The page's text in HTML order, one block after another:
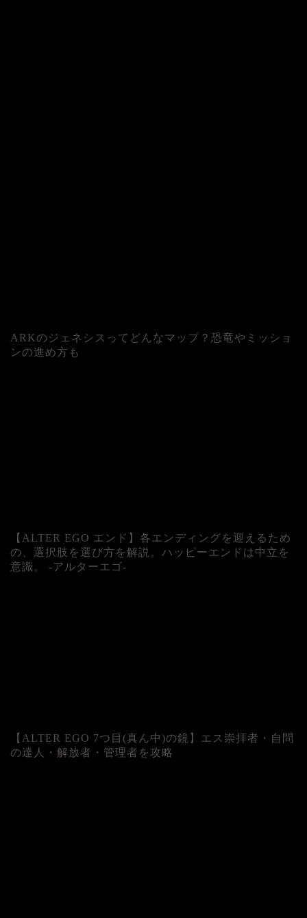
ARKのジェネシスってどんなマップ？恐竜やミッショ
ンの進め方も
【ALTER EGO エンド】各エンディングを迎えるため
の、選択肢を選び方を解説。ハッピーエンドは中立を
意識。 -アルターエゴ-
【ALTER EGO 7つ目(真ん中)の鏡】エス崇拝者・自問
の達人・解放者・管理者を攻略